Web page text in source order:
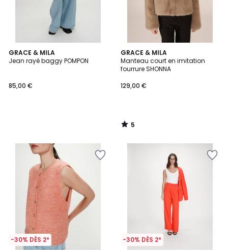
GRACE & MILA
Jean rayé baggy POMPON
85,00 €
GRACE & MILA
Manteau court en imitation
fourrure SHONNA
129,00 €
5
/
5
5
/
-30% DÈS 2* -30% DÈS 2*